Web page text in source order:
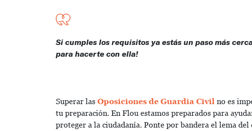
Si cumples los requisitos ya estás un paso más
para hacerte con ella!
Superar las Oposiciones de Guardia Civil no es
tu preparación. En Flou estamos preparados para
proteger a la ciudadanía. Ponte por bandera el lema del